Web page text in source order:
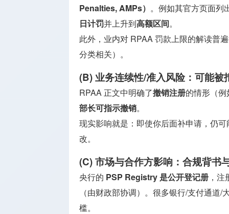
Penalties, AMPs） 。例如其官方页面列
日计罚并上升到高额区间。
此外，业内对 RPAA 罚款上限的解读普
分类相关）。
(B) 业务连续性/准入风险：可能被
RPAA 正文中明确了撤销注册的情形（
部长可指示撤销。
现实影响就是：即使你后面补申请，仍
改。
(C) 市场与合作方影响：合规背书
央行的 PSP Registry 是公开登记册 ，
（由财政部协调）。很多银行/支付通道/
槛。